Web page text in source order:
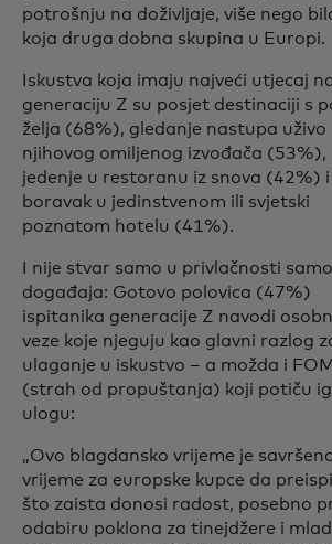
potrošnju na doživljaje, više nego
koja druga dobna skupina u Europi.
Iskustva koja imaju najveći utjecaj
generaciju Z su posjet destinaciji s
želja (68%), gledanje nastupa uživo
njihovog omiljenog izvođača (53%),
jedenje u restoranu iz snova (42%) i
boravak u jedinstvenom ili svjetski
poznatom hotelu (41%).
I nije stvar samo u privlačnosti
događaja: Gotovo polovica (47%)
ispitanika generacije Z navodi
veze koje njeguju kao glavni razlog
ulaganje u iskustvo – a možda i
(strah od propuštanja) koji potiču
ulogu:
„Ovo blagdansko vrijeme je
vrijeme za europske kupce da
što zaista donosi radost, posebno
odabiru poklona za tinejdžere i